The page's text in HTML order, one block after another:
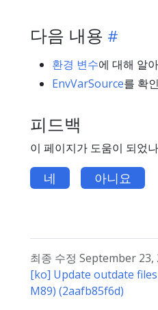
다음 내용
환경 변수에 대해 알
EnvVarSource를 확
피드백
이 페이지가 도움이 되었
네 아니요
최종 수정 September 23,
[ko] Update outdate
M89) (2aafb85f6d)